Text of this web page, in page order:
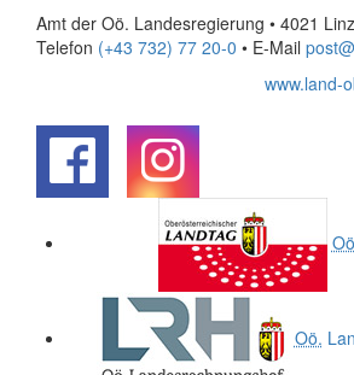
Amt der Oö. Landesregierung • 4021
Telefon (+43 732) 77 20-0 • E-Mail
www.land-
Oö.